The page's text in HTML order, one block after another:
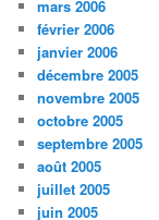
mars 2006
février 2006
janvier 2006
décembre 2005
novembre 2005
octobre 2005
septembre 2005
août 2005
juillet 2005
juin 2005